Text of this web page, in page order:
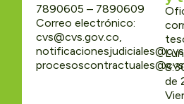
7890605 – 7890609
Correo electrónico:
cvs@cvs.gov.co,
de